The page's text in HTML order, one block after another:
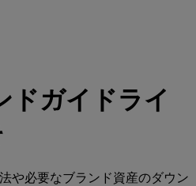
ガイドライ
や必要なブランド資産のダウン